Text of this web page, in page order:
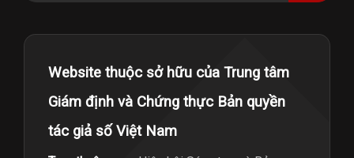
Website thuộc sở hữu của Trung tâm
Giám định và Chứng thực Bản quyền
tác giả số Việt Nam